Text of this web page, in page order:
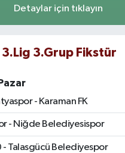
Detaylar için tıklayın
3.Lig 3.Grup Fikstür
- Karaman FK
- Niğde Belediyesispor
- Talasgücü Belediyespor